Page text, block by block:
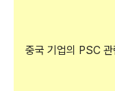
중국 기업의 PSC